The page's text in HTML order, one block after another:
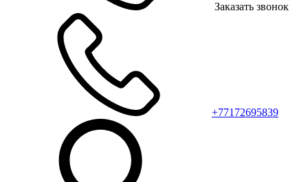
Заказать звонок
+77172695839